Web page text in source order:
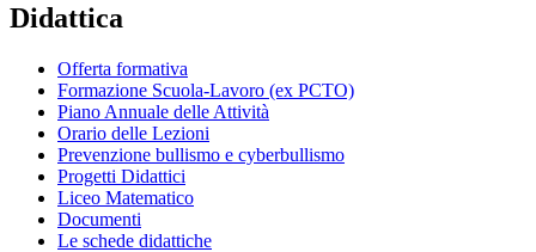
Didattica
Offerta formativa
Formazione Scuola-Lavoro (ex PCTO)
Piano Annuale delle Attività
Orario delle Lezioni
Prevenzione bullismo e cyberbullismo
Progetti Didattici
Liceo Matematico
Documenti
Le schede didattiche